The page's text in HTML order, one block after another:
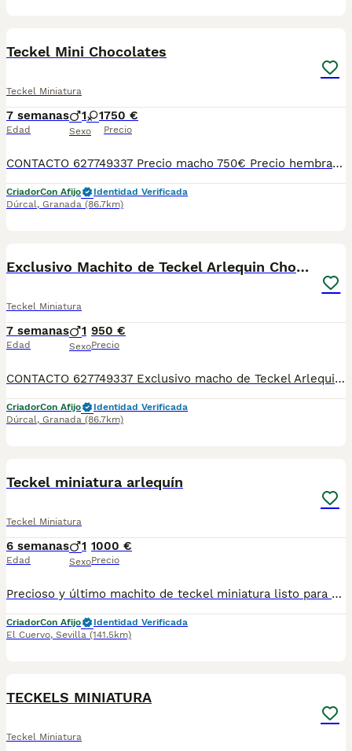
Teckel Mini Chocolates
Teckel Miniatura
7 semanas
Edad
1 1
Sexo
750 €
Precio
CONTACTO 627749337 Precio macho 750€ Precio hembra 850€ Machitos y hembritas de Teckel Mini Chocolates, se entregan vacunados, desparasitados con su cartilla veterinaria. Criador profesional con afijo de la RSCE y FCI Centro de cria autorizado con núcleo zoológico Registro de criador autorizado
CriadorCon Afijo
Identidad Verificada
Dúrcal, Granada (86.7km)
Exclusivo Machito de Teckel Arlequin Chocolate
Teckel Miniatura
7 semanas
Edad
1
Sexo
950 €
Precio
CONTACTO 627749337 Exclusivo macho de Teckel Arlequin Chocolate, se entregan vacunados, desparasitados con su cartilla veterinaria. Criador profesional con afijo de la RSCE y FCI Centro de cria autorizado con núcleo zoológico Registro de criador autorizado
CriadorCon Afijo
Identidad Verificada
Dúrcal, Granada (86.7km)
Teckel miniatura arlequín
Teckel Miniatura
6 semanas
Edad
1
Sexo
1000 €
Precio
Precioso y último machito de teckel miniatura listo para entregar. Todos nuestros cachorros se cría en ambiente familiar y en las mejores condiciones de bienestar se, se entregan con. - cartilla veterinaria. - vacunas según edad. - desparasitado tanto interior como exterior. - certificado de salud. - garantías de seis meses genética. - contrato de compra y venta. - chip con pasaporte. - kit de bienvenida - y pienso inicial proplan. Para toda la información videos y fotos actuales no dudes en llamarnos al tlf 650628825
CriadorCon Afijo
Identidad Verificada
El Cuervo, Sevilla (141.5km)
TECKELS MINIATURA
Teckel Miniatura